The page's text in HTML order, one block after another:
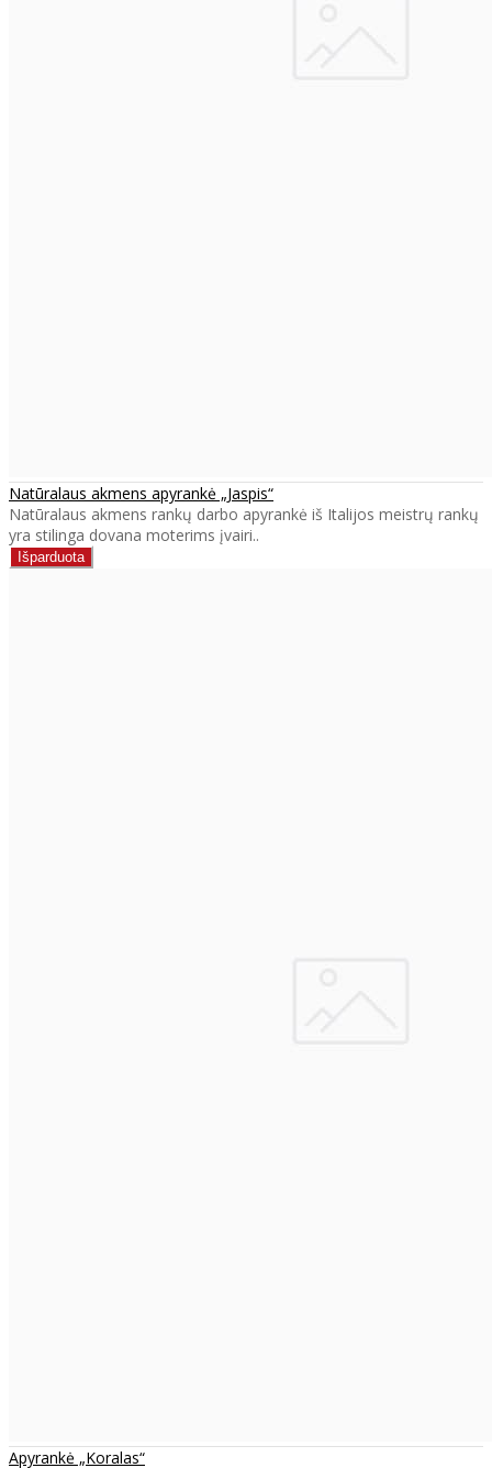
Natūralaus akmens apyrankė „Jaspis“
Natūralaus akmens rankų darbo apyrankė iš Italijos meistrų rankų
yra stilinga dovana moterims įvairi..
Apyrankė „Koralas“